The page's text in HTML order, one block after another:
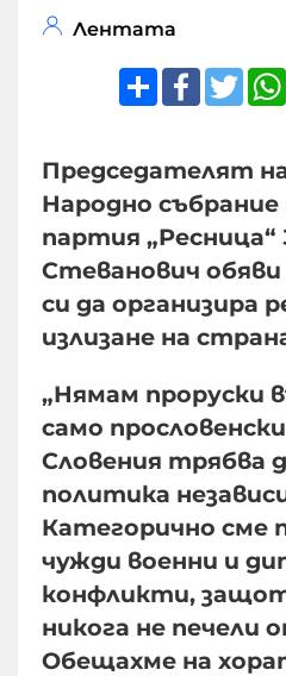
Лентата
Share
Председателят
Народно събрание
партия „Ресница“
Стеванович
си да организира
излизане на
„Нямам проруски
само
Словения трябва
политика
Категорично сме
чужди военни и
конфликти,
никога не печели
Обещахме на